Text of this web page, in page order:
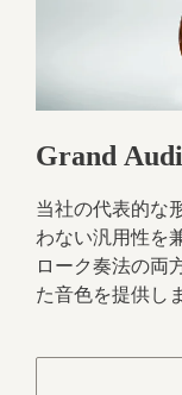
Grand
当社の代表的な
わない汎用性を
ローク奏法の両
た音色を提供し